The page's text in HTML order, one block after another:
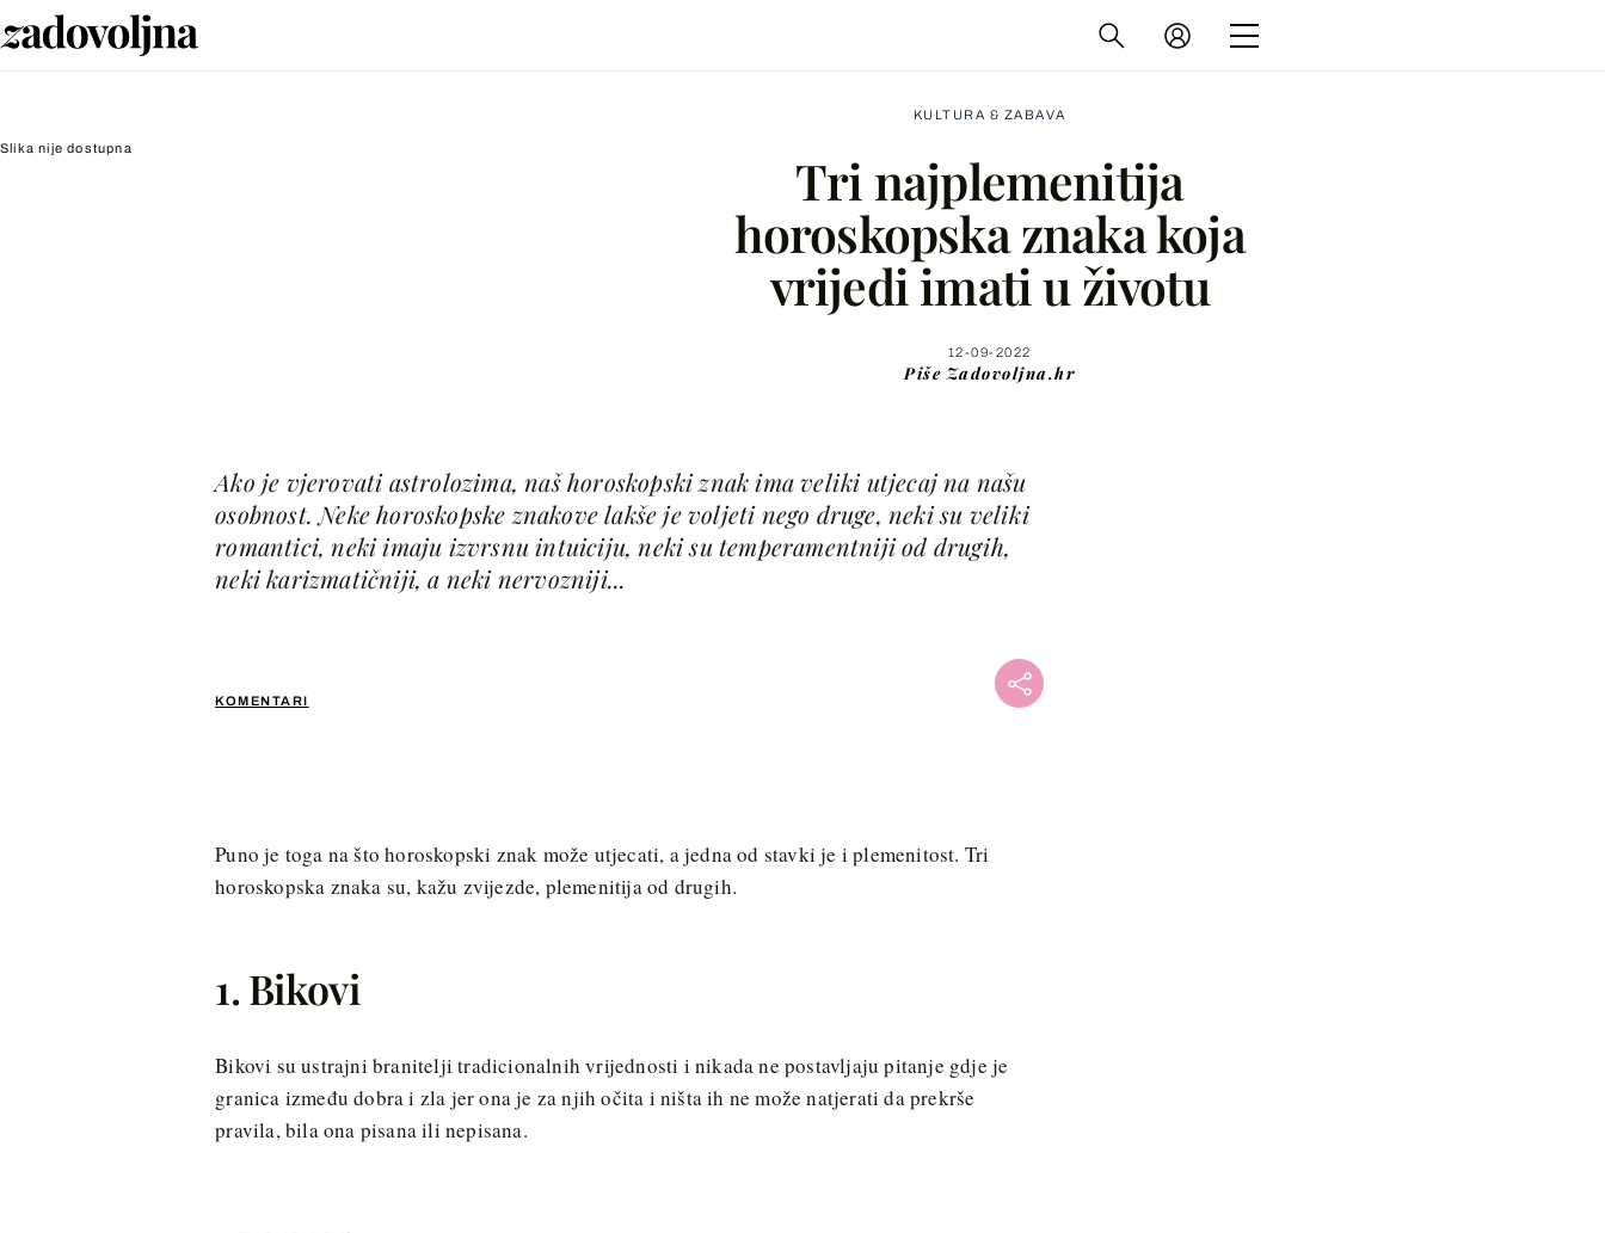
Slika nije dostupna
KULTURA & ZABAVA
Tri najplemenitija
horoskopska znaka koja
vrijedi imati u životu
12-09-2022
Piše Zadovoljna.hr
KOMENTARI
Ako je vjerovati astrolozima, naš horoskopski znak ima veliki utjecaj na našu
osobnost. Neke horoskopske znakove lakše je voljeti nego druge, neki su veliki
romantici, neki imaju izvrsnu intuiciju, neki su temperamentniji od drugih,
neki karizmatičniji, a neki nervozniji...
Facebook
Viber
Puno je toga na što horoskopski znak može utjecati, a jedna od stavki je i plemenitost. Tri
horoskopska znaka su, kažu zvijezde, plemenitija od drugih.
1. Bikovi
Bikovi su ustrajni branitelji tradicionalnih vrijednosti i nikada ne postavljaju pitanje gdje je
granica između dobra i zla jer ona je za njih očita i ništa ih ne može natjerati da prekrše
pravila, bila ona pisana ili nepisana.